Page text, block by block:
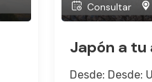
Consultar
Japón a
Desde: Desde: